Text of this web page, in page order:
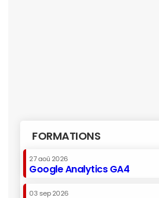
FORMATIONS
27 aoû 2026
Google Analytics GA4
03 sep 2026